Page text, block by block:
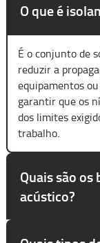
O que é
É o conjunto de
reduzir a
equipamentos
garantir que os
dos limites
trabalho.
Quais são
acústico?